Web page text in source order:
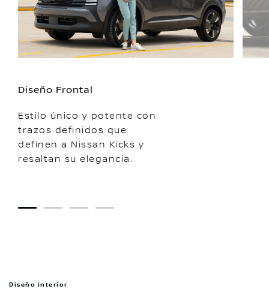
Diseño Frontal
Estilo único y potente con
trazos definidos que
definen a Nissan Kicks y
resaltan su elegancia.
1 2 3 4
Diseño interior